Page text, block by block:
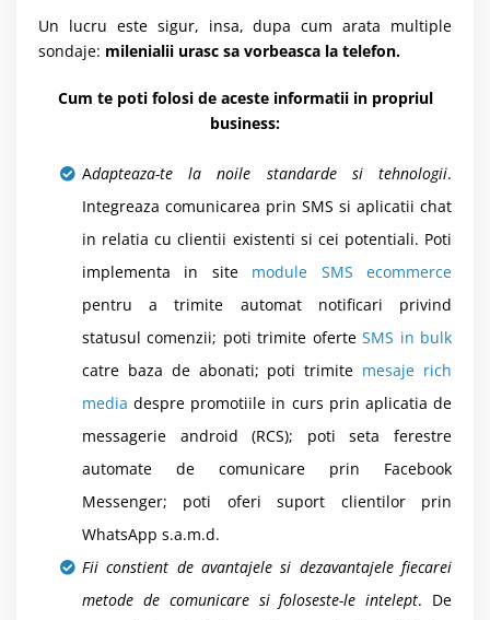
Un lucru este sigur, insa, dupa cum arata multiple
sondaje: milenialii urasc sa vorbeasca la telefon.
Cum te poti folosi de aceste informatii in propriul
business:
Adapteaza-te la noile standarde si tehnologii.
Integreaza comunicarea prin SMS si aplicatii chat
in relatia cu clientii existenti si cei potentiali. Poti
implementa in site module SMS ecommerce
pentru a trimite automat notificari privind
statusul comenzii; poti trimite oferteSMS in bulk
catre baza de abonati; poti trimite mesaje rich
media despre promotiile in curs prin aplicatia de
messagerie android (RCS); poti seta ferestre
automate de comunicare prin Facebook
Messenger; poti oferi suport clientilor prin
WhatsApp s.a.m.d.
Fii constient de avantajele si dezavantajele fiecarei
metode de comunicare si foloseste-le intelept. De